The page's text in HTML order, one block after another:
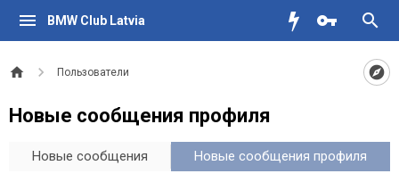
BMW Club Latvia
Пользователи
Новые сообщения профиля
Новые сообщения Новые сообщения профиля